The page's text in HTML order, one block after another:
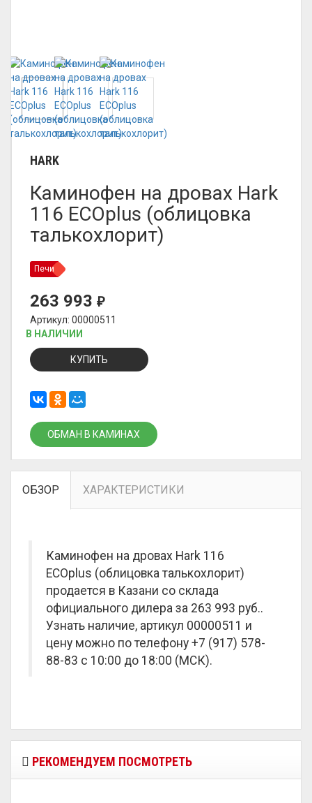
HARK
Каминофен на дровах Hark
116 ECOplus (облицовка
талькохлорит)
Печи
263 993 ₽
Артикул: 00000511
В НАЛИЧИИ
КУПИТЬ
ОБМАН В КАМИНАХ
ОБЗОР ХАРАКТЕРИСТИКИ
Каминофен на дровах Hark 116
ECOplus (облицовка талькохлорит)
продается в Казани со склада
официального дилера за 263 993 руб..
Узнать наличие, артикул 00000511 и
цену можно по телефону +7 (917) 578-
88-83 с 10:00 до 18:00 (МСК).
РЕКОМЕНДУЕМ ПОСМОТРЕТЬ